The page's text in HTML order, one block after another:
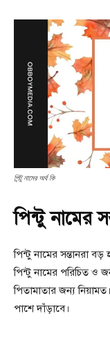
পিন্টু নামের অর্থ কি
পিন্টু নামের
পিন্টু নামের সন্তানরা
পিন্টু নামের পরিচিত ও
পিতামাতার জন্য
পাশে দাঁড়াবে।